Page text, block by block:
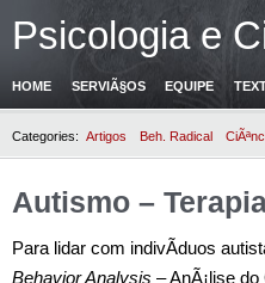
Psicologia e
HOME SERVIÃ§OS EQUIPE
Categories: Artigos Beh. Radical
Autismo –
Para lidar com indivÃ­duos
Behavior Analysis – AnÃ¡lise